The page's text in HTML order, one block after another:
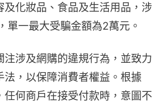
及化妝品、食品及生活用品，涉
單一最大受騙金額為2萬元。
注涉及網購的違規行為，並致力
法，以保障消費者權益。根據
任何商戶在接受付款時，意圖不